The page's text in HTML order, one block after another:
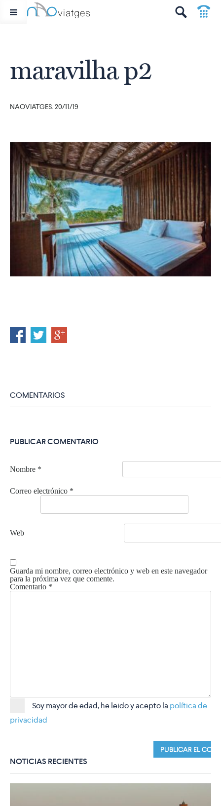
maravilha p2
NAOVIATGES. 20/11/19
COMENTARIOS
PUBLICAR COMENTARIO
Nombre *
Correo electrónico *
Web
Guarda mi nombre, correo electrónico y web en este navegador
para la próxima vez que comente.
Comentario *
Soy mayor de edad, he leido y acepto la política de
privacidad
NOTICIAS RECIENTES
t
p